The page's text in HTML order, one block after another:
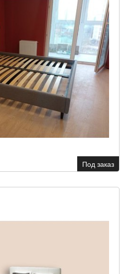
Под заказ